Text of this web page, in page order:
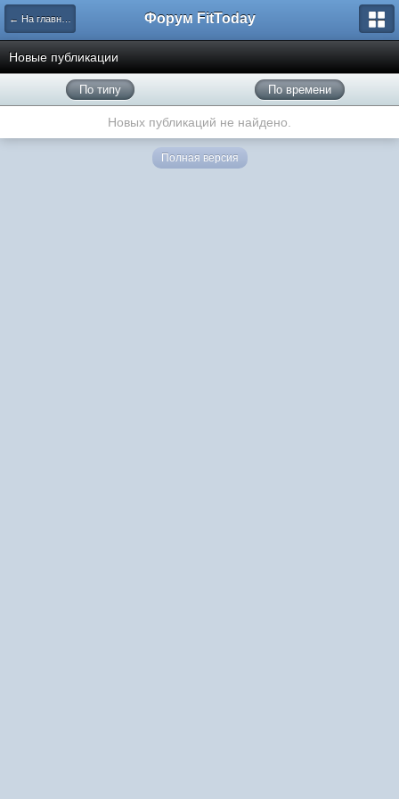
← На главную Форум FitToday
Новые публикации
По типу По времени
Новых публикаций не найдено.
Полная версия